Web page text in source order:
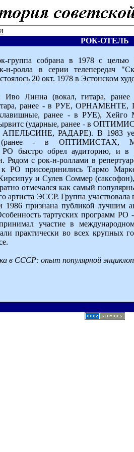
РОК-ОТЕЛЬ
группа собрана в 1978 с целью
н-ролла в серии телепередач
20 окт. 1978 в Эстонском
Иво Линна (вокал, гитара,
ранее - в РУЕ,
ранее - в РУЕ),
(ударные, ранее - в
РАДАРЕ). В 1983
(ранее - в ОПТИМИСТАХ,
быстро обрел аудиторию, и в
Рядом с рок-н-роллами в
РО присоединились Тармо
и Сулев Соммер
отмечался как самый
артиста ЭССР. Группа
1986 признана публикой лучшим
тартуских программ РО
участие в
практически во всех крупных
в СССР: опыт популярной